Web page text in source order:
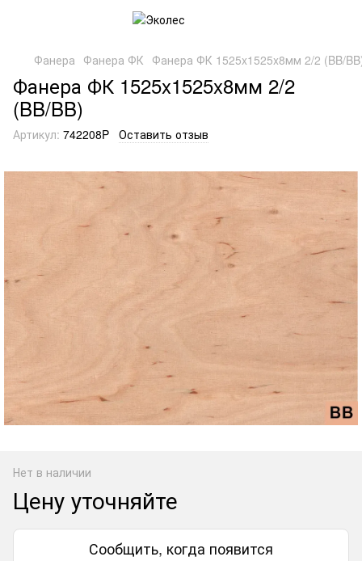
Фанера Фанера ФК Фанера ФК 1525x1525x8мм 2/2 (BB/
Фанера ФК 1525x1525x8мм 2/2
(BB/BB)
Артикул: 742208P Оставить отзыв
Нет в наличии
Цену уточняйте
Сообщить, когда появится